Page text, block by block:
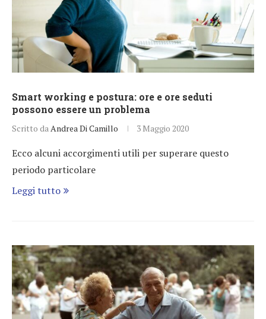
Smart working e postura: ore e ore seduti
possono essere un problema
Scritto da Andrea Di Camillo 3 Maggio 2020
Ecco alcuni accorgimenti utili per superare questo
periodo particolare
Leggi tutto